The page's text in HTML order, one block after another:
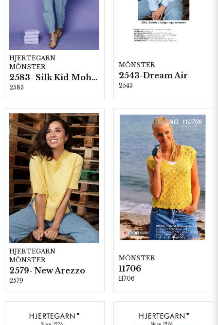
HJERTEGARN
MÖNSTER
2583- Silk Kid Mohair
2583
MÖNSTER
2543-Dream Air
2543
HJERTEGARN
MÖNSTER
2579- New Arezzo
2579
MÖNSTER
11706
11706